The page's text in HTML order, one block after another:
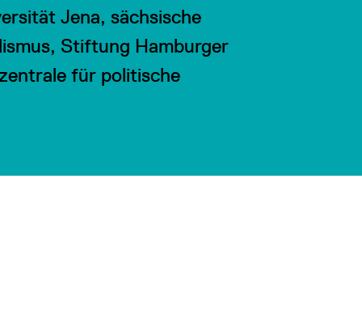
Jena, sächsische
Stiftung Hamburger
für politische